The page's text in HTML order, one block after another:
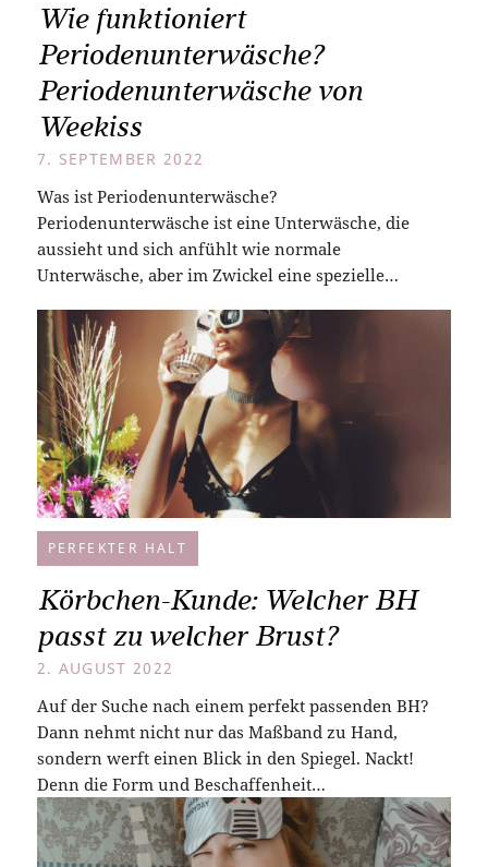
Wie funktioniert
Periodenunterwäsche?
Periodenunterwäsche von
Weekiss
7. SEPTEMBER 2022
Was ist Periodenunterwäsche?
Periodenunterwäsche ist eine Unterwäsche, die
aussieht und sich anfühlt wie normale
Unterwäsche, aber im Zwickel eine spezielle…
PERFEKTER HALT
Körbchen-Kunde: Welcher BH
passt zu welcher Brust?
2. AUGUST 2022
Auf der Suche nach einem perfekt passenden BH?
Dann nehmt nicht nur das Maßband zu Hand,
sondern werft einen Blick in den Spiegel. Nackt!
Denn die Form und Beschaffenheit…